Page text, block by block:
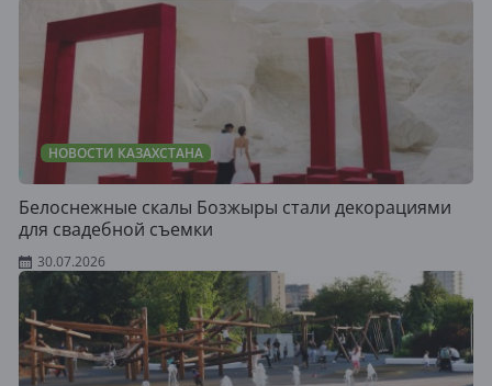
НОВОСТИ КАЗАХСТАНА
Белоснежные скалы Бозжыры стали декорациями
для свадебной съемки
30.07.2026